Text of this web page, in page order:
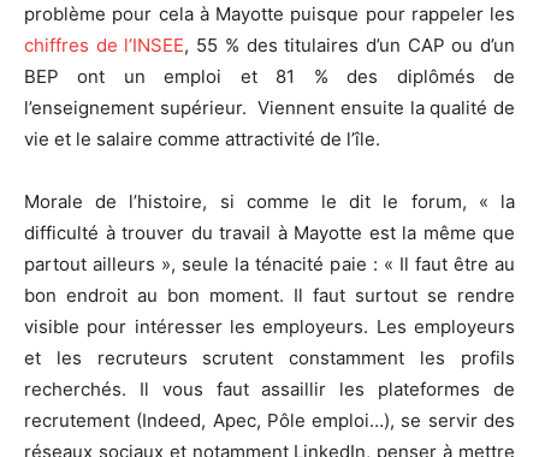
problème pour cela à Mayotte puisque pour rappeler les
chiffres de l’INSEE, 55 % des titulaires d’un CAP ou d’un
BEP ont un emploi et 81 % des diplômés de
l’enseignement supérieur. Viennent ensuite la qualité de
vie et le salaire comme attractivité de l’île.
Morale de l’histoire, si comme le dit le forum, « la
difficulté à trouver du travail à Mayotte est la même que
partout ailleurs », seule la ténacité paie : « Il faut être au
bon endroit au bon moment. Il faut surtout se rendre
visible pour intéresser les employeurs. Les employeurs
et les recruteurs scrutent constamment les profils
recherchés. Il vous faut assaillir les plateformes de
recrutement (Indeed, Apec, Pôle emploi…), se servir des
réseaux sociaux et notamment LinkedIn, penser à mettre